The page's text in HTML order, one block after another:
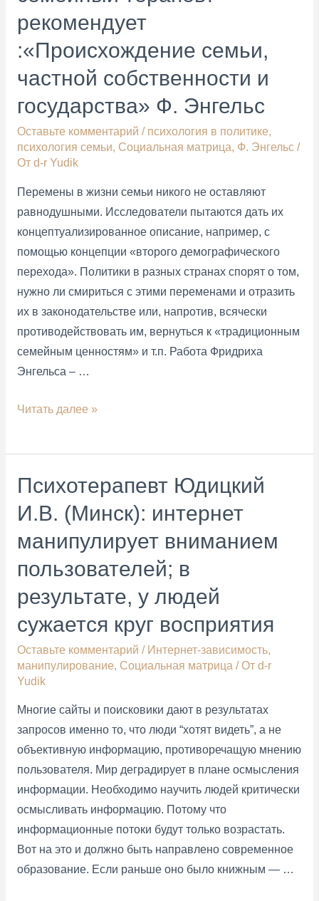
и
переживании
УДОВОЛЬСТВИЯ
сегодня
в
будущем
рекомендует
:«Происхождение семьи,
частной собственности и
государства» Ф. Энгельс
Оставьте комментарий / психология в политике,
психология семьи, Социальная матрица, Ф. Энгельс/
От d-r Yudik
Перемены в жизни семьи никого не оставляют
равнодушными. Исследователи пытаются дать их
концептуализированное описание, например, с
помощью концепции «второго демографического
перехода». Политики в разных странах спорят о том,
нужно ли смириться с этими переменами и отразить
их в законодательстве или, напротив, всячески
противодействовать им, вернуться к «традиционным
семейным ценностям» и т.п. Работа Фридриха
Энгельса – …
Психотерапевт,
рекомендует
:«Происхождение
частной
собственности
государства»
Ф.
Энгельс
Читать далее »
Психотерапевт Юдицкий
И.В. (Минск): интернет
манипулирует вниманием
пользователей; в
результате, у людей
сужается круг восприятия
Оставьте комментарий / Интернет-зависимость,
манипулирование, Социальная матрица / От d-r
Yudik
Многие сайты и поисковики дают в результатах
запросов именно то, что люди “хотят видеть”, а не
объективную информацию, противоречащую мнению
пользователя. Мир деградирует в плане осмысления
информации. Необходимо научить людей критически
осмысливать информацию. Потому что
информационные потоки будут только возрастать.
Вот на это и должно быть направлено современное
образование. Если раньше оно было книжным — …